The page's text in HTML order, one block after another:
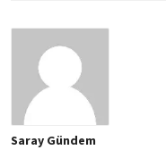
Saray Gündem